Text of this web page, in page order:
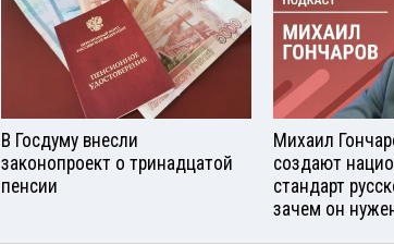
В Госдуму внесли
законопроект о тринадцатой
пенсии
Михаил
создают
стандарт
зачем он